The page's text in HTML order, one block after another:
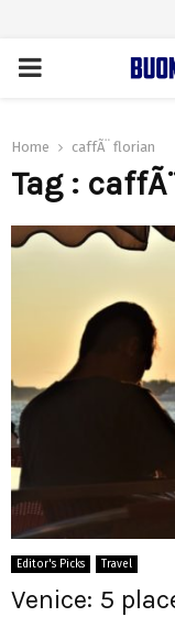
PRIMARY
Home caffÃ¨ florian
Tag :
Editor's Picks Travel
Venice: 5